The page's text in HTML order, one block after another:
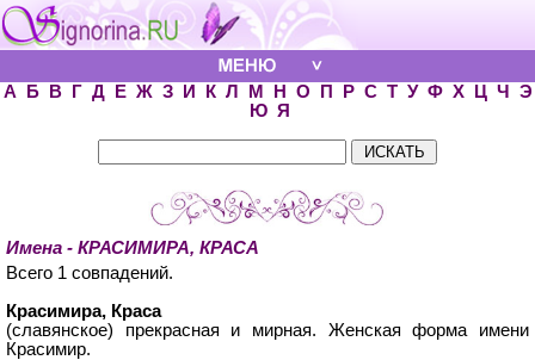
А Б В Г Д Е Ж З И К Л М Н О П Р С Т У Ф Х Ц Ч
Э
Ю Я
Имена - КРАСИМИРА, КРАСА
Всего 1 совпадений.
Красимира, Краса
(славянское) прекрасная и мирная. Женская форма имени
Красимир.